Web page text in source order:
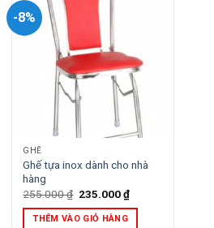
-8%
GHẾ
Ghế tựa inox dành cho nhà
hàng
255.000₫ Giá
là:
255.000 ₫.
235.000₫Giá
tại
THÊM VÀO GIỎ HÀNG